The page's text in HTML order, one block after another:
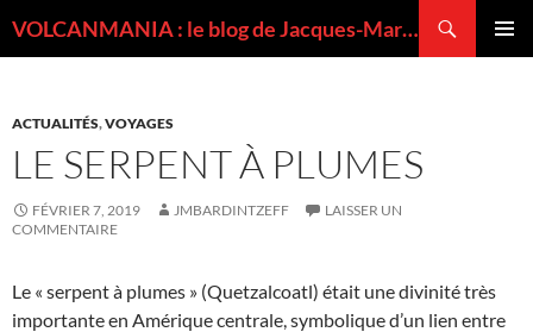
VOLCANMANIA : le blog de Jacques-Marie BARDINTZEFF, volcanologue
ACTUALITÉS,VOYAGES
LE SERPENT À PLUMES
FÉVRIER 7, 2019 JMBARDINTZEFF
LAISSER UN
COMMENTAIRE
Le « serpent à plumes » (Quetzalcoatl) était une divinité très
importante en Amérique centrale, symbolique d’un lien entre